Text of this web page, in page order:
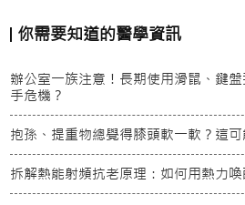
你需要知道的醫學資訊
辦公室一族注意！長期使用滑鼠、鍵
手危機？
抱孫、提重物總覺得膝頭軟一軟？這
拆解熱能射頻抗老原理：如何用熱力喚